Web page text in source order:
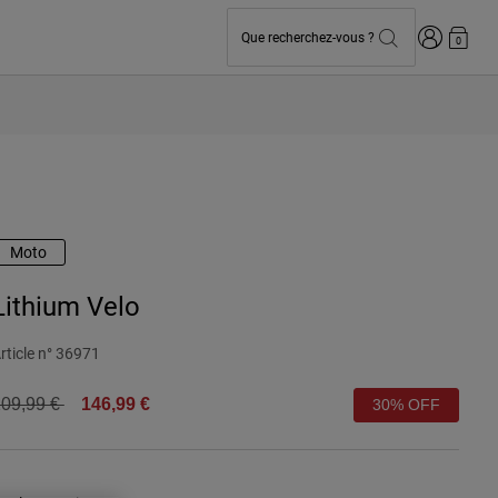
Que recherchez-vous ? Connexion
0
Moto
Velo
n° 36971
reduced from
€to 146,99 € 30% OFF